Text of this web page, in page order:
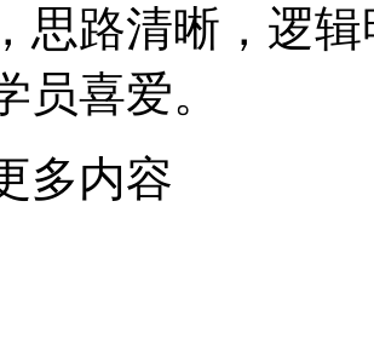
思路清晰，逻
员喜爱。
多内容